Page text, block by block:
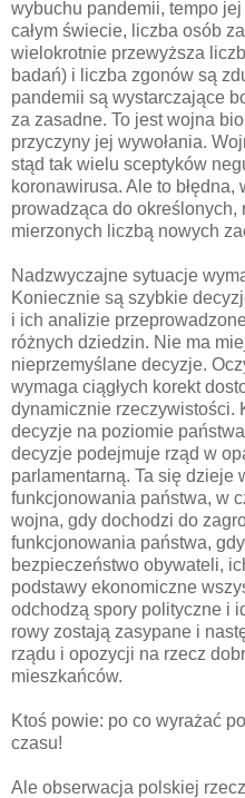
wybuchu pandemii, tempo
całym świecie, liczba osób
wielokrotnie przewyższa
badań) i liczba zgonów są
pandemii są wystarczające
za zasadne. To jest wojna
przyczyny jej wywołania.
stąd tak wielu sceptyków
koronawirusa. Ale to
prowadząca do określonych,
mierzonych liczbą nowych
Nadzwyczajne sytuacje
Koniecznie są szybkie
i ich analizie
różnych dziedzin. Nie ma
nieprzemyślane decyzje.
wymaga ciągłych korekt
dynamicznie rzeczywistości.
decyzje na poziomie
decyzje podejmuje rząd w
parlamentarną. Ta się dzieje
funkcjonowania państwa, w
wojna, gdy dochodzi do
funkcjonowania państwa,
bezpieczeństwo obywateli,
podstawy ekonomiczne
odchodzą spory polityczne i
rowy zostają zasypane i
rządu i opozycji na rzecz
mieszkańców.
Ktoś powie: po co wyrażać
czasu!
Ale obserwacja polskiej